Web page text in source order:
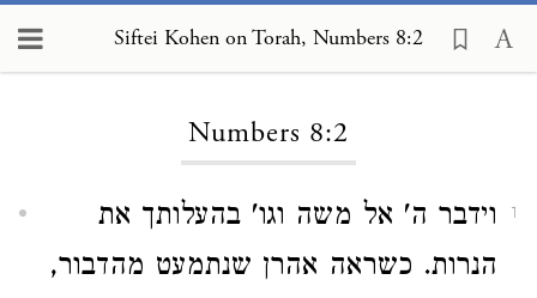
Siftei Kohen on Torah, Numbers 8:2
Numbers 8:2
1
וידבר ה' אל משה וגו' בהעלותך את
הנרות. כשראה אהרן שנתמעט מהדבור,